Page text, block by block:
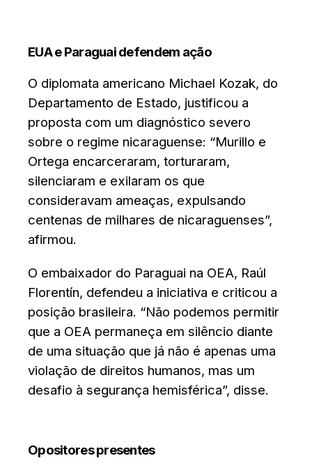
EUA e Paraguai defendem ação
O diplomata americano Michael Kozak, do
Departamento de Estado, justificou a
proposta com um diagnóstico severo
sobre o regime nicaraguense: “Murillo e
Ortega encarceraram, torturaram,
silenciaram e exilaram os que
consideravam ameaças, expulsando
centenas de milhares de nicaraguenses”,
afirmou.
O embaixador do Paraguai na OEA, Raúl
Florentín, defendeu a iniciativa e criticou a
posição brasileira. “Não podemos permitir
que a OEA permaneça em silêncio diante
de uma situação que já não é apenas uma
violação de direitos humanos, mas um
desafio à segurança hemisférica”, disse.
Opositores presentes